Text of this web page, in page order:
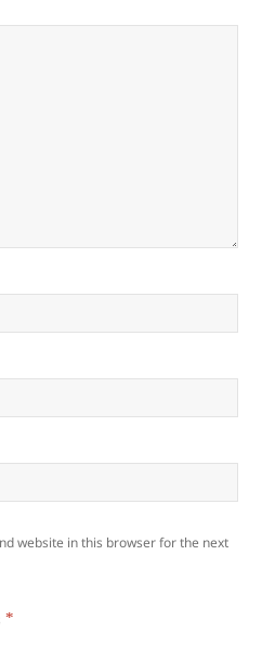
website in this browser for the next
*